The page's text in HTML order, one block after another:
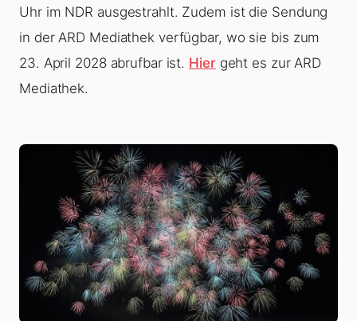
Uhr im NDR ausgestrahlt. Zudem ist die Sendung
in der ARD Mediathek verfügbar, wo sie bis zum
23. April 2028 abrufbar ist. Hiergeht es zur ARD
Mediathek.